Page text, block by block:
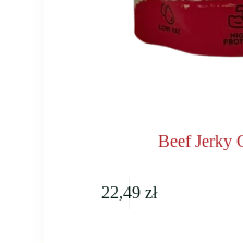
Beef Jerky
22,49zł